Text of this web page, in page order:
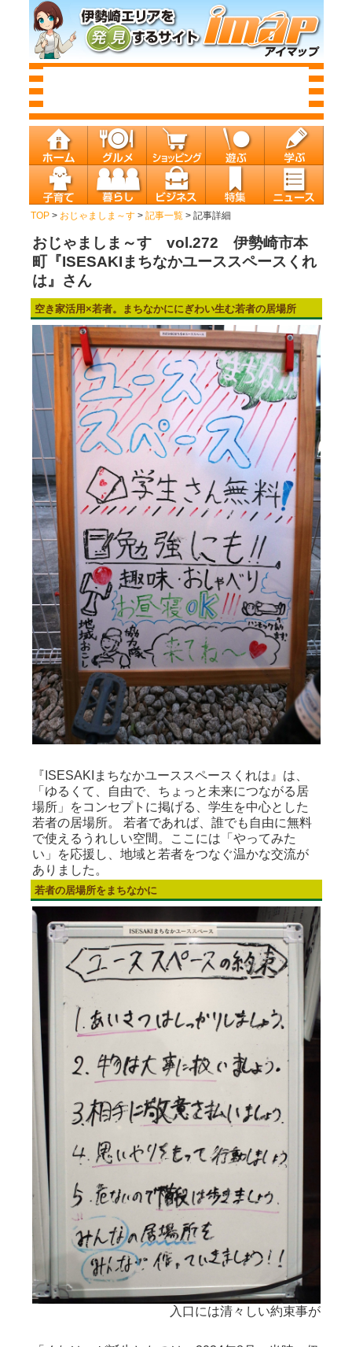
TOP> おじゃましま～す> 記事一覧> 記事詳細
おじゃましま～す vol.272 伊勢崎市本
町『ISESAKIまちなかユーススペースくれ
は』さん
空き家活用×若者。まちなかににぎわい生む若者の居場所
『ISESAKIまちなかユーススペースくれは』は、
「ゆるくて、自由で、ちょっと未来につながる居
場所」をコンセプトに掲げる、学生を中心とした
若者の居場所。 若者であれば、誰でも自由に無料
で使えるうれしい空間。ここには「やってみた
い」を応援し、地域と若者をつなぐ温かな交流が
ありました。
若者の居場所をまちなかに
入口には清々しい約束事が